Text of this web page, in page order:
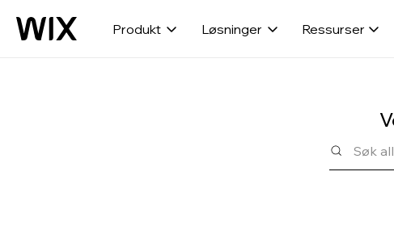
Produkt Løsninger Ressurser